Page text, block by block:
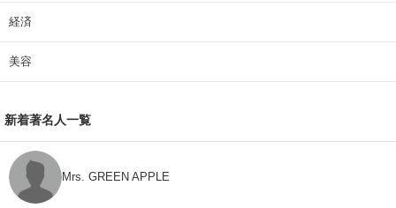
経済
美容
新着著名人一覧
Mrs. GREEN APPLE